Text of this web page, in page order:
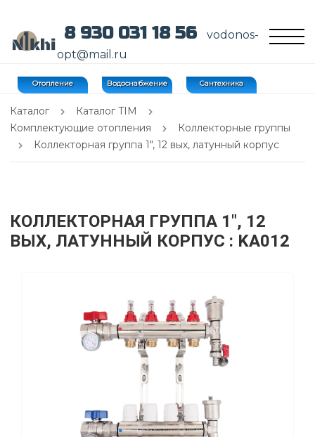
8 930 031 18 56
vodonos-
opt@mail.ru
Отопление Водоснабжение Сантехника
Каталог
Каталог TIM
Комплектующие отопления
Коллекторные группы
Коллекторная группа 1", 12 вых, латунный корпус
КОЛЛЕКТОРНАЯ ГРУППА 1", 12
ВЫХ, ЛАТУННЫЙ КОРПУС : KA012